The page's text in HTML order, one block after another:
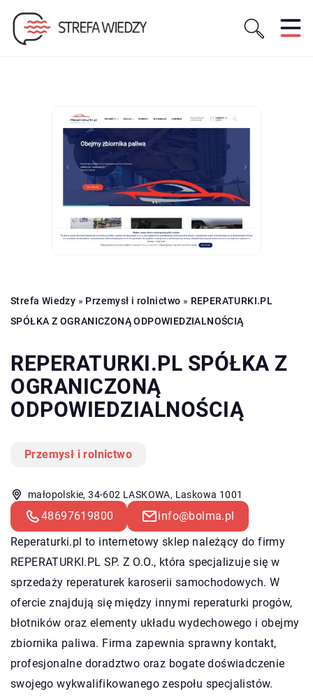
Strefa Wiedzy » Przemysł i rolnictwo » REPERATURKI.PL
SPÓŁKA Z OGRANICZONĄ ODPOWIEDZIALNOŚCIĄ
REPERATURKI.PL SPÓŁKA Z
OGRANICZONĄ
ODPOWIEDZIALNOŚCIĄ
Przemysł i rolnictwo
małopolskie, 34-602 LASKOWA, Laskowa 1001
48697619800
info@bolma.pl
Reperaturki.pl to internetowy sklep należący do firmy
REPERATURKI.PL SP. Z O.O., która specjalizuje się w
sprzedaży reperaturek karoserii samochodowych. W
ofercie znajdują się między innymi reperaturki progów,
błotników oraz elementy układu wydechowego i obejmy
zbiornika paliwa. Firma zapewnia sprawny kontakt,
profesjonalne doradztwo oraz bogate doświadczenie
swojego wykwalifikowanego zespołu specjalistów.